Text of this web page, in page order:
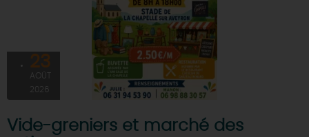
23
AOÛT
2026
Vide-greniers et marché des